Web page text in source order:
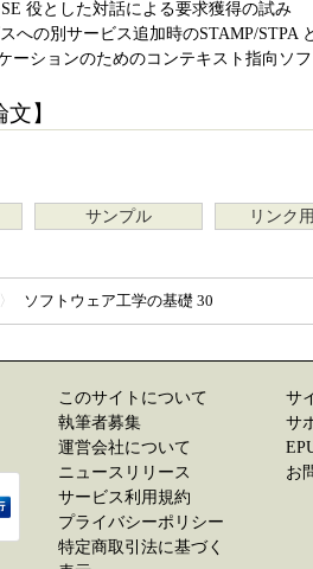
SE 役とした対話による要求獲得の試み
への別サービス追加時のSTAMP/STPA
ーションのためのコンテキスト指向ソ
】
サンプル リンク
〉 ソフトウェア工学の基礎 30
このサイトについて
執筆者募集
運営会社について
ニュースリリース
サービス利用規約
プライバシーポリシー
特定商取引法に基づく
サ
サ
お